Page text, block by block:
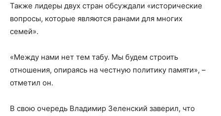
Также лидеры двух стран обсуждали «исторические
вопросы, которые являются ранами для многих
семей».
«Между нами нет тем табу. Мы будем строить
отношения, опираясь на честную политику памяти», –
отметил он.
В свою очередь Владимир Зеленский заверил, что